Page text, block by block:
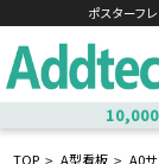
ポスターフ
TOP A型看板 A0